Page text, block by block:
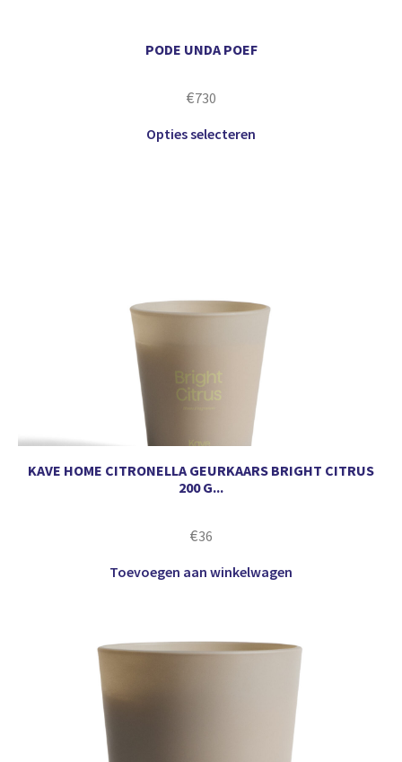
PODE UNDA POEF
€730
Opties selecteren
KAVE HOME CITRONELLA GEURKAARS BRIGHT CITRUS
200 G...
€36
Toevoegen aan winkelwagen